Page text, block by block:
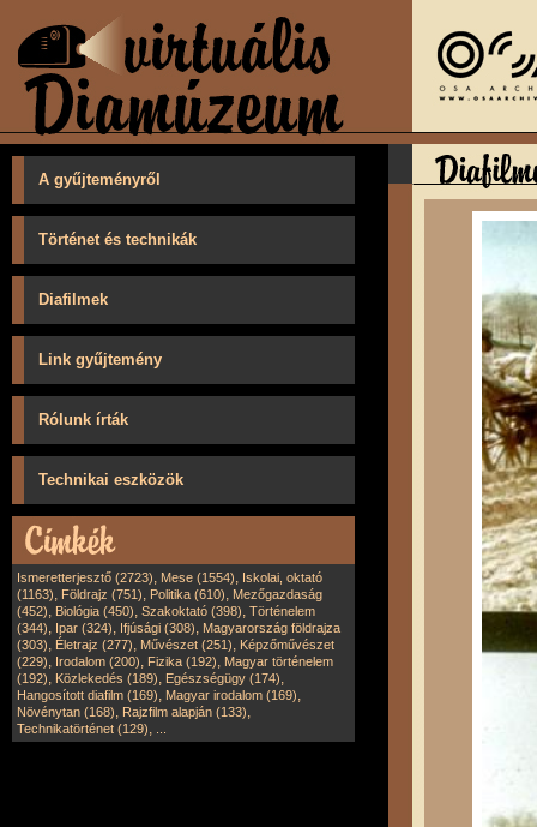
A gyűjteményről
Történet és technikák
Diafilmek
Link gyűjtemény
Rólunk írták
Technikai eszközök
Ismeretterjesztő (2723), Mese (1554), Iskolai, oktató
(1163), Földrajz (751), Politika (610), Mezőgazdaság
(452), Biológia (450), Szakoktató (398), Történelem
(344), Ipar (324), Ifjúsági (308), Magyarország földrajza
(303), Életrajz (277), Művészet (251), Képzőművészet
(229), Irodalom (200), Fizika (192), Magyar történelem
(192), Közlekedés (189), Egészségügy (174),
Hangosított diafilm (169), Magyar irodalom (169),
Növénytan (168), Rajzfilm alapján (133),
Technikatörténet (129),